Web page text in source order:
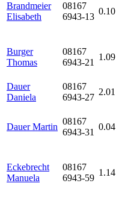
Brandmeier
Elisabeth
08167
6943-13
0.10
Burger
Thomas
08167
6943-21
1.09
Dauer
Daniela
08167
6943-27
2.01
Dauer Martin
08167
6943-31
0.04
Eckebrecht
Manuela
08167
6943-59
1.14